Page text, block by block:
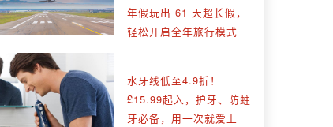
年假玩出 61 天超长假，
轻松开启全年旅行模式
水牙线低至4.9折！
£15.99起入，护牙、防蛀
牙必备，用一次就爱上